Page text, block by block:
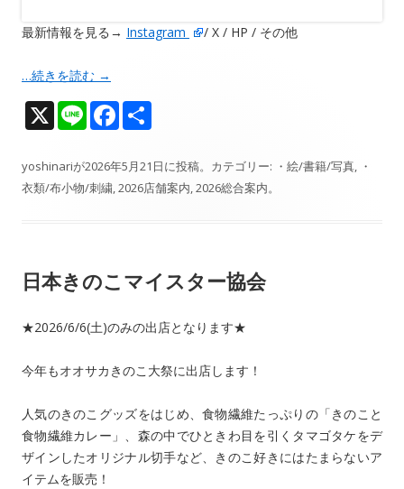
最新情報を見る→ Instagram / X / HP / その他
…続きを読む →
X Li
e
F
e
b
k
yoshinariが2026年5月21日に投稿。カテゴリー: ・絵/書籍/写真, ・
衣類/布小物/刺繍,2026店舗案内,2026総合案内。
日本きのこマイスター協会
★2026/6/6(土)のみの出店となります★
今年もオオサカきのこ大祭に出店します！
人気のきのこグッズをはじめ、食物繊維たっぷりの「きのこと
食物繊維カレー」、森の中でひときわ目を引くタマゴタケをデ
ザインしたオリジナル切手など、きのこ好きにはたまらないア
イテムを販売！